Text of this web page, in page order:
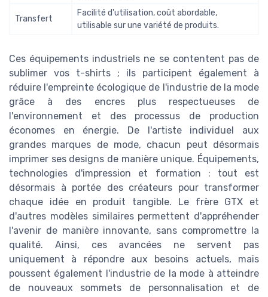
Transfert
Facilité d'utilisation, coût abordable,
utilisable sur une variété de produits.
Ces équipements industriels ne se contentent pas de
sublimer vos t-shirts ; ils participent également à
réduire l'empreinte écologique de l'industrie de la mode
grâce à des encres plus respectueuses de
l'environnement et des processus de production
économes en énergie. De l'artiste individuel aux
grandes marques de mode, chacun peut désormais
imprimer ses designs de manière unique. Équipements,
technologies d'impression et formation : tout est
désormais à portée des créateurs pour transformer
chaque idée en produit tangible. Le frère GTX et
d'autres modèles similaires permettent d'appréhender
l'avenir de manière innovante, sans compromettre la
qualité. Ainsi, ces avancées ne servent pas
uniquement à répondre aux besoins actuels, mais
poussent également l'industrie de la mode à atteindre
de nouveaux sommets de personnalisation et de